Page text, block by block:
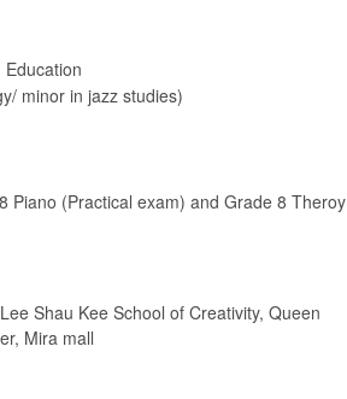
minor in jazz studies)
Piano (Practical exam) and Grade 8 Theroy
Shau Kee School of Creativity, Queen
Mira mall